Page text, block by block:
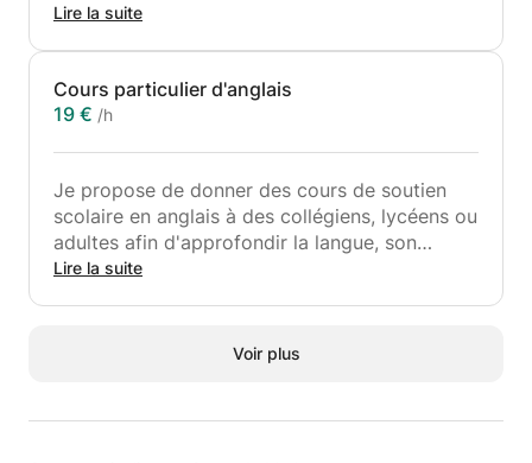
expression et sa compréhension. Contactez
Lire la suite
Cours particulier d'anglais
19 € /h
Je propose de donner des cours de soutien
scolaire en anglais à des collégiens, lycéens ou
adultes afin d'approfondir la langue, son
expression et sa compréhension. Contactez
Lire la suite
Voir plus